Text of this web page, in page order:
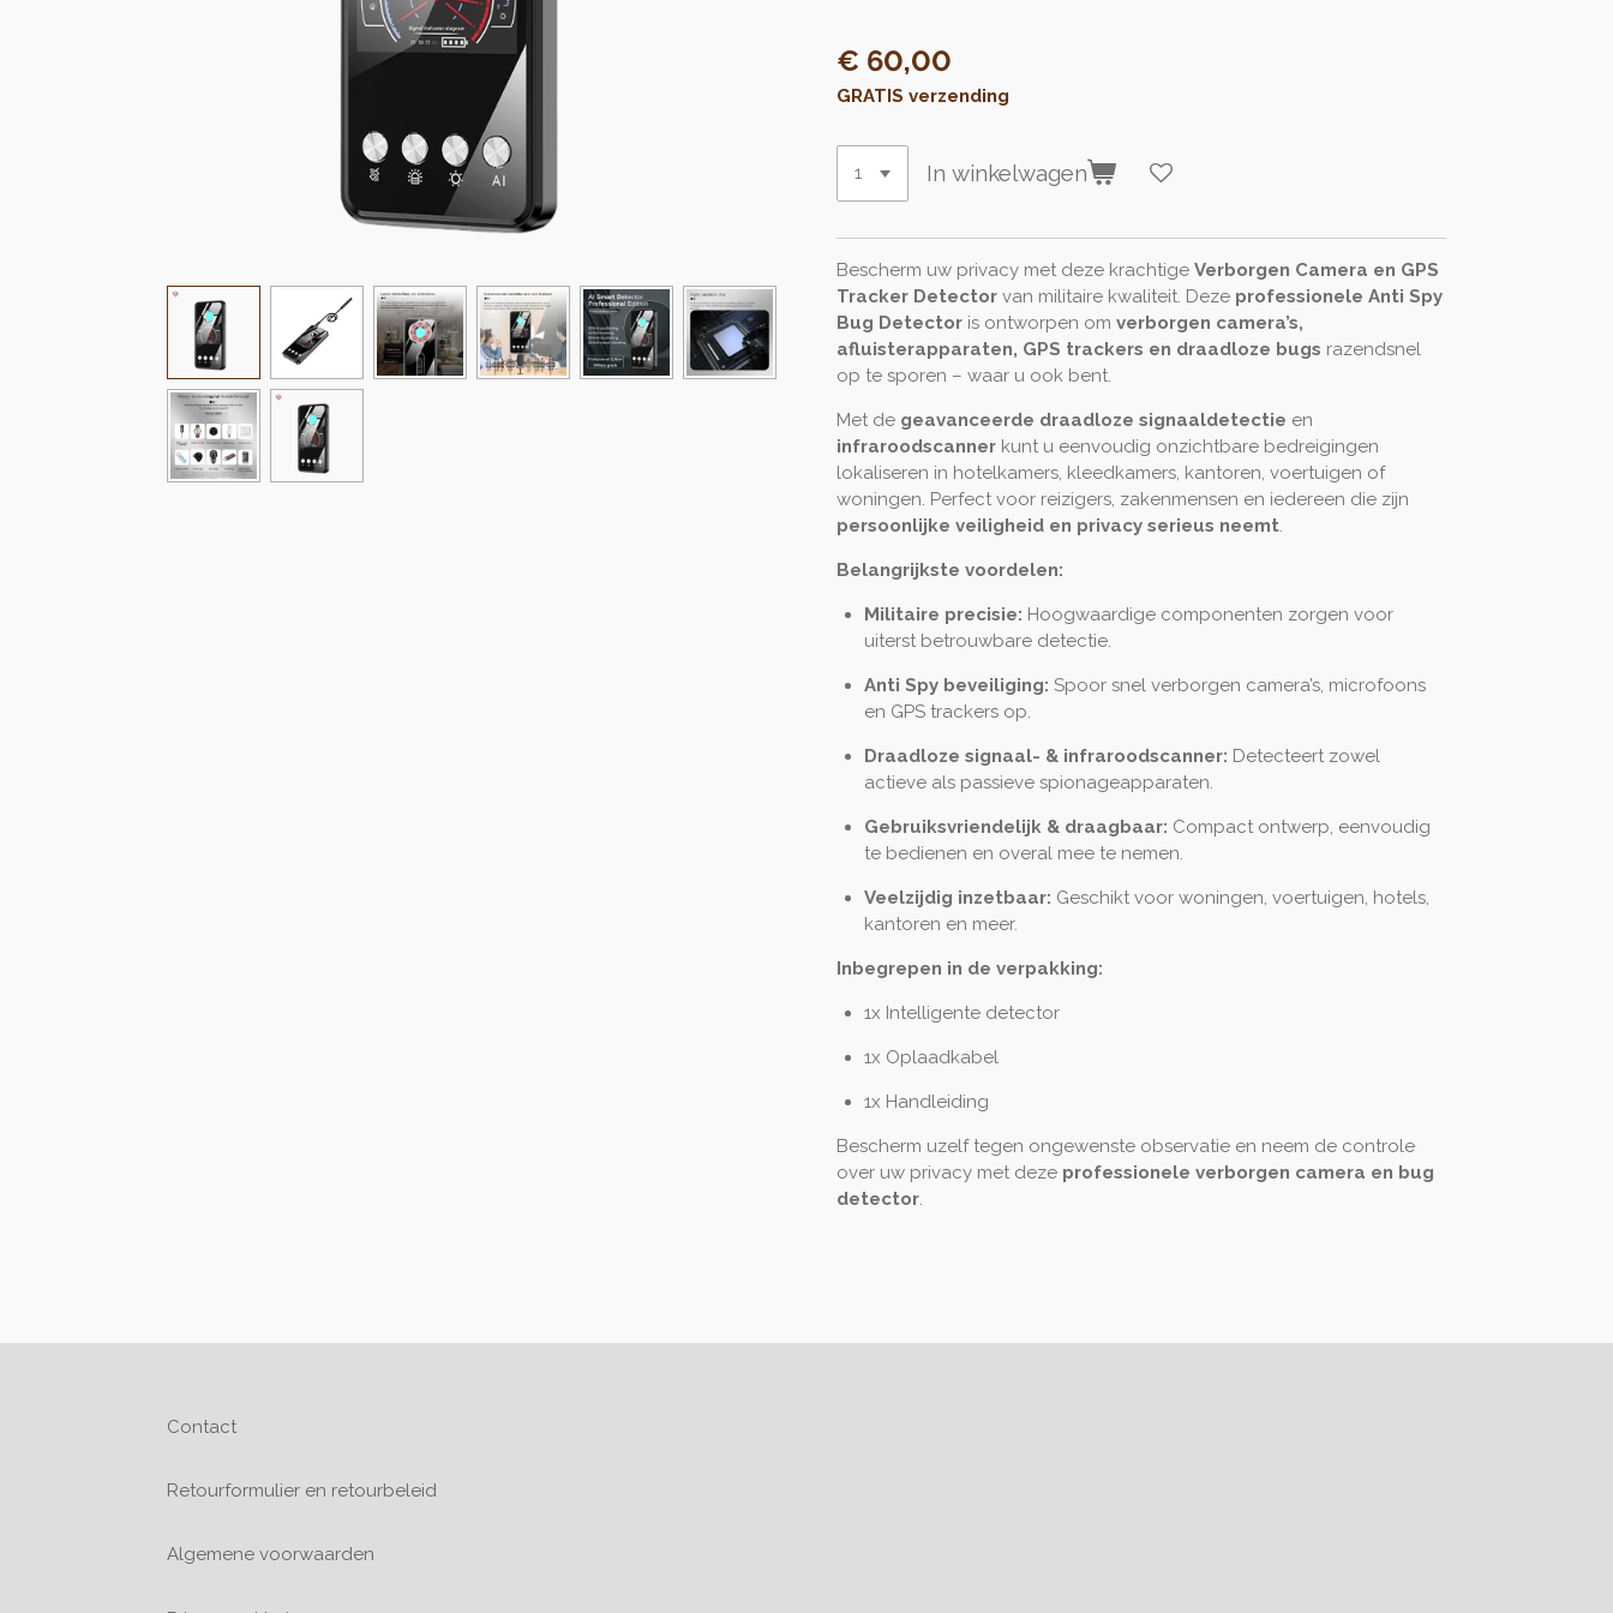
€ 60,00
GRATIS verzending
In winkelwagen
Bescherm uw privacy met deze krachtige Verborgen Camera en GPS
Tracker Detector van militaire kwaliteit. Deze professionele Anti Spy
Bug Detector is ontworpen om verborgen camera’s,
afluisterapparaten, GPS trackers en draadloze bugs razendsnel
op te sporen – waar u ook bent.
Met de geavanceerde draadloze signaaldetectie en
infraroodscanner kunt u eenvoudig onzichtbare bedreigingen
lokaliseren in hotelkamers, kleedkamers, kantoren, voertuigen of
woningen. Perfect voor reizigers, zakenmensen en iedereen die zijn
persoonlijke veiligheid en privacy serieus neemt.
Belangrijkste voordelen:
Militaire precisie: Hoogwaardige componenten zorgen voor
uiterst betrouwbare detectie.
Anti Spy beveiliging: Spoor snel verborgen camera’s, microfoons
en GPS trackers op.
Draadloze signaal- & infraroodscanner: Detecteert zowel
actieve als passieve spionageapparaten.
Gebruiksvriendelijk & draagbaar: Compact ontwerp, eenvoudig
te bedienen en overal mee te nemen.
Veelzijdig inzetbaar: Geschikt voor woningen, voertuigen, hotels,
kantoren en meer.
Inbegrepen in de verpakking:
1x Intelligente detector
1x Oplaadkabel
1x Handleiding
Bescherm uzelf tegen ongewenste observatie en neem de controle
over uw privacy met deze professionele verborgen camera en bug
detector.
Contact
Retourformulier en retourbeleid
Algemene voorwaarden